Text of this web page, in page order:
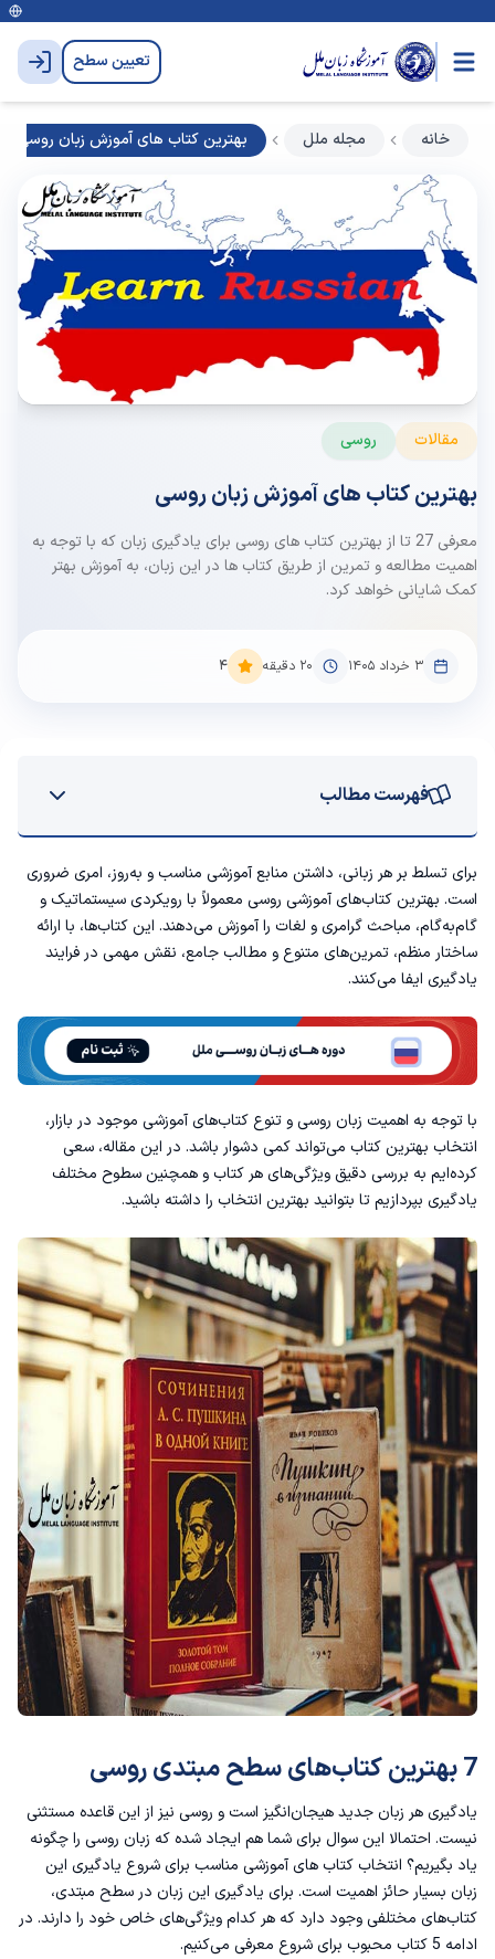
تعیین سطح
خانه مجله ملل بهترین کتاب های آموزش زبان روسی
مقالات روسی
بهترین کتاب های آموزش زبان روسی
معرفی 27 تا از بهترین کتاب های روسی برای یادگیری زبان که با توجه به
اهمیت مطالعه و تمرین از طریق کتاب ها در این زبان، به آموزش بهتر
کمک شایانی خواهد کرد.
۳ خرداد ۱۴۰۵ 20 دقیقه 4
فهرست مطالب
7 بهترین کتاب‌های سطح مبتدی روسی
1. کتاب Complete Russian Beginner to Intermediate Course (توسط Teach Yourself)
2. کتاب A New Russian Grammar (توسط Ronald F. Feldstein)
3. کتاب Teach Yourself Russian (توسط Angela Livingstone)
4. کتاب Colloquial Russian (توسط Roslyn Arnold)
5. کتاب Easy Russian Reader (توسط Irina Popova)
6. کتاب Russian for Dummies (توسط Anna Gavrilova)
7. کتاب Everyday Russian (توسط Olga Rabinovich)
بهترین کتاب‌های سطح متوسط زبان روسی
1. کتاب Intermediate Russian Grammar (توسط Anna Gavrilova)
2. کتاب Russian: An Essential Grammar (توسط Eugene Serebrennikov)
3. کتاب New Practical Russian Reader (توسط J.L.I. Fennell)
5. کتاب Russian Verbs: A Comprehensive Guide (توسط Eugene Serebrennikov)
6. کتاب Russian in Context
7. کتابTeach Yourself Russian Grammar (توسط Angela Livingstone)
8. کتاب Intermediate Russian: A Coursebook (توسط Olga Rabinovich)
9. کتاب Russian Through Stories
10. کتاب Russian for Dummies (توسط Anna Gavrilova)
بهترین کتاب‌های زبان روسی سطح پیشرفته
1. کتابRussian: A Comprehensive Grammar (توسط Eugene Serebrennikov)
برای تسلط بر هر زبانی، داشتن منابع آموزشی مناسب و به‌روز، امری ضروری
است. بهترین کتاب‌های آموزشی روسی معمولاً با رویکردی سیستماتیک و
گام‌به‌گام، مباحث گرامری و لغات را آموزش می‌دهند. این کتاب‌ها، با ارائه
ساختار منظم، تمرین‌های متنوع و مطالب جامع، نقش مهمی در فرایند
یادگیری ایفا می‌کنند.
با توجه به اهمیت زبان روسی و تنوع کتاب‌های آموزشی موجود در بازار،
انتخاب بهترین کتاب می‌تواند کمی دشوار باشد. در این مقاله، سعی
کرده‌ایم به بررسی دقیق ویژگی‌های هر کتاب و همچنین سطوح مختلف
یادگیری بپردازیم تا بتوانید بهترین انتخاب را داشته باشید.
7 بهترین کتاب‌های سطح مبتدی روسی
یادگیری هر زبان جدید هیجان‌انگیز است و روسی نیز از این قاعده مستثنی
نیست. احتمالا این سوال برای شما هم ایجاد شده که زبان روسی را چگونه
یاد بگیریم؟ انتخاب کتاب های آموزشی مناسب برای شروع یادگیری این
زبان بسیار حائز اهمیت است. برای یادگیری این زبان در سطح مبتدی،
کتاب‌های مختلفی وجود دارد که هر کدام ویژگی‌های خاص خود را دارند. در
ادامه 5 کتاب محبوب برای شروع معرفی می‌کنیم.